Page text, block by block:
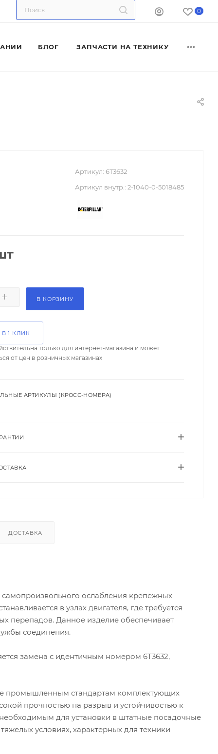
0
БЛОГ ЗАПЧАСТИ НА ТЕХНИКУ
Артикул: 6T3632
Артикул внутр.: 2-1040-0-5018485
В КОРЗИНУ
1 КЛИК
только для интернет-магазина и может
от цен в розничных магазинах
АРТИКУЛЫ (КРОСС-НОМЕРА)
ДОСТАВКА
ослабления крепежных
в узлах двигателя, где требуется
перепадов. Данное изделие обеспечивает
соединения.
замена с идентичным номером 6T3632,
промышленным стандартам комплектующих
прочностью на разрыв и устойчивостью к
для установки в штатные посадочные
условиях, характерных для техники